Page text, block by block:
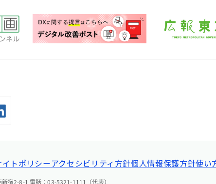
イトポリシーアクセシビリティ方針個人情報保護方針使い
宿2-8-1 電話：03-5321-1111（代表）